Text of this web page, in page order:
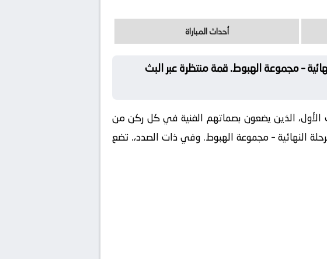
أحداث المباراة
– مجموعة الهبوط. قمة منتظرة عبر البث
الذين يضعون بصماتهم الفنية في كل ركن من
النهائية – مجموعة الهبوط. وفي ذات الصدد،. تضع